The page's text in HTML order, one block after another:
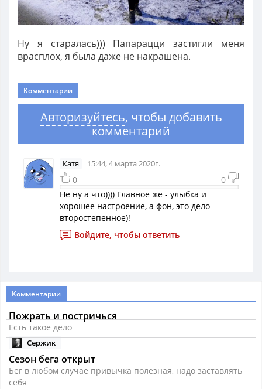
Ну я старалась))) Папарацци застигли меня
врасплох, я была даже не накрашена.
Комментарии
Авторизуйтесь, чтобы добавить
комментарий
Катя 15:44, 4 марта 2020г.
0
0
Не ну а что)))) Главное же - улыбка и
хорошее настроение, а фон, это дело
второстепенное)!
Войдите, чтобы ответить
Комментарии
Пожрать и постричься
Есть такое дело
Сержик
Сезон бега открыт
Бег в любом случае привычка полезная, надо заставлять
себя